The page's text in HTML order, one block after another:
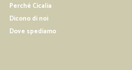
Perché Cicalia
Dicono di noi
Dove spediamo